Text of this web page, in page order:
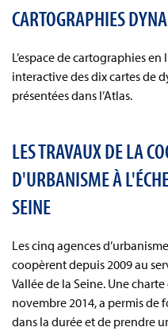
CARTOGRAPHIES
L’espace de cartographies
interactive des dix cartes de
présentées dans l’Atlas.
LES TRAVAUX DE LA
D'URBANISME À
SEINE
Les cinq agences
coopèrent depuis 2009 au
Vallée de la Seine. Une
novembre 2014, a permis de
dans la durée et de prendre